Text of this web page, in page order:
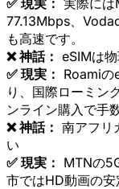
77.13Mbps、
も高速です。
❌ 神話： eSIMは
✅ 現実： Roamiの
り、国際ローミン
ンライン購入で手
❌ 神話： 南アフリ
い
✅ 現実： MTNの
市ではHD動画の安